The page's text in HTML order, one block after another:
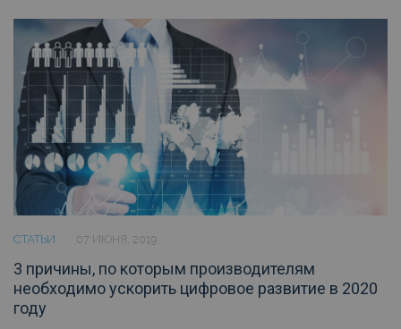
СТАТЬИ 07 ИЮНЯ, 2019
3 причины, по которым производителям
необходимо ускорить цифровое развитие в 2020
году